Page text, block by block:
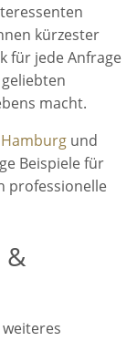
kürzester
für jede Anfrage
macht.
und
Beispiele für
professionelle
&